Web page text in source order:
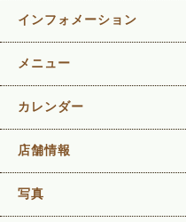
インフォメーション
メニュー
カレンダー
店舗情報
写真